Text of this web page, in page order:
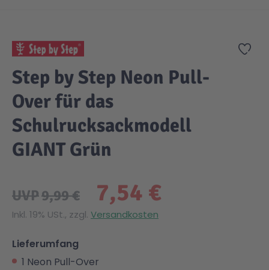
Zur
Step by Step Neon Pull-
Over für das
Schulrucksackmodell
GIANT Grün
7,54 €
UVP9,99 €
Inkl. 19% USt., zzgl. Versandkosten
Lieferumfang
1 Neon Pull-Over